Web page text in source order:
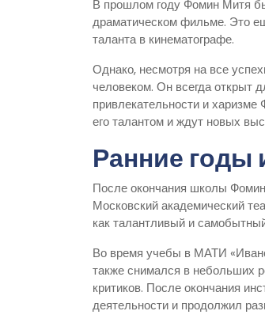
В прошлом году Фомин Митя
драматическом фильме. Это
таланта в кинематографе.
Однако, несмотря на все
человеком. Он всегда открыт
привлекательности и
его талантом и ждут новых
Ранние годы
После окончания школы
Московский академический
как талантливый и
Во время учебы в МАТИ
также снимался в небольших
критиков. После окончания
деятельности и продолжил